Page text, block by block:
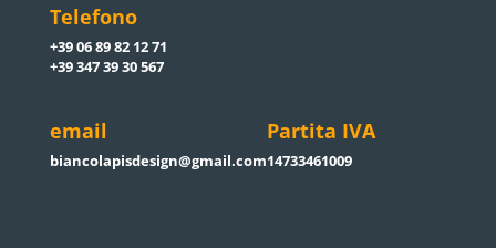
Telefono
+39 06 89 82 12 71
+39 347 39 30 567
email
biancolapisdesign@gmail.com
Partita IVA
14733461009